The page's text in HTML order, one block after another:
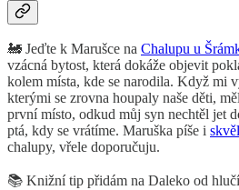
🚂 Jeďte k Marušce na Chalupu u
vzácná bytost, která dokáže objevit
kolem místa, kde se narodila. Když mi
kterými se zrovna houpaly naše děti,
první místo, odkud můj syn nechtěl jet
ptá, kdy se vrátíme. Maruška píše i
chalupy, vřele doporučuju.
📚 Knižní tip přidám na Daleko od